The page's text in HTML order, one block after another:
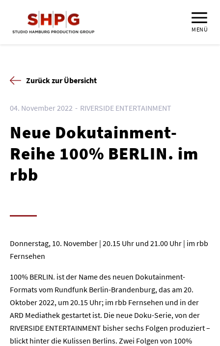
MENÜ
Zurück zur Übersicht
04. November 2022 RIVERSIDE ENTERTAINMENT
Neue Dokutainment-
Reihe 100% BERLIN. im
rbb
Donnerstag, 10. November | 20.15 Uhr und 21.00 Uhr | im rbb
Fernsehen
100% BERLIN. ist der Name des neuen Dokutainment-
Formats vom Rundfunk Berlin-Brandenburg, das am 20.
Oktober 2022, um 20.15 Uhr; im rbb Fernsehen und in der
ARD Mediathek gestartet ist. Die neue Doku-Serie, von der
RIVERSIDE ENTERTAINMENT bisher sechs Folgen produziert –
blickt hinter die Kulissen Berlins. Zwei Folgen von 100%